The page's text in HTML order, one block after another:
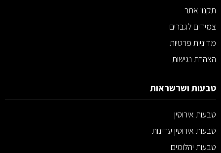
תקנון אתר
צמידים לגברים
מדיניות פרטיות
הצהרת נגישות
טבעות ושרשראות
טבעות אירוסין
טבעות אירוסין עדינות
טבעות יהלומים